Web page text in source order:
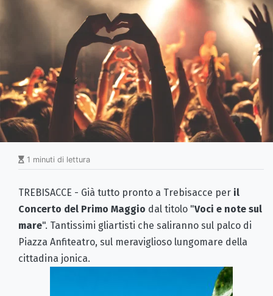
1 minuti di lettura
TREBISACCE - Già tutto pronto a Trebisacce per il
Concerto del Primo Maggio dal titolo "Voci e note sul
mare". Tantissimi gliartisti che saliranno sul palco di
Piazza Anfiteatro, sul meraviglioso lungomare della
cittadina jonica.